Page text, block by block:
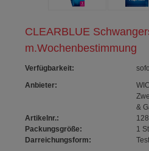
CLEARBLUE
m.Wochenbestimmung
Verfügbarkeit:
Anbieter:
&
Artikelnr.:
Packungsgröße:
1 St
Darreichungsform:
Test